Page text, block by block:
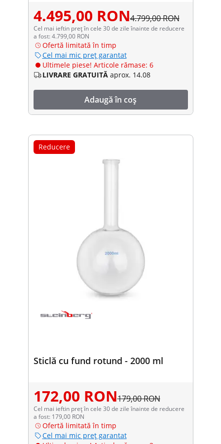
4.495,00 RON4.799,00 RON
Cel mai ieftin preț în cele 30 de zile înainte de reducere
a fost: 4.799,00 RON
Ofertă limitată în timp
Cel mai mic preț garantat
Ultimele piese! Articole rămase: 6
LIVRARE GRATUITĂ aprox. 14.08
Adaugă în coș
Reducere
Sticlă cu fund rotund - 2000 ml
172,00 RON179,00 RON
Cel mai ieftin preț în cele 30 de zile înainte de reducere
a fost: 179,00 RON
Ofertă limitată în timp
Cel mai mic preț garantat